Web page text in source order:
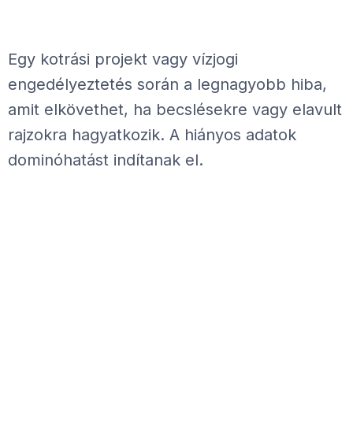
Egy kotrási projekt vagy vízjogi
engedélyeztetés során a legnagyobb hiba,
amit elkövethet, ha becslésekre vagy elavult
rajzokra hagyatkozik. A hiányos adatok
dominóhatást indítanak el.